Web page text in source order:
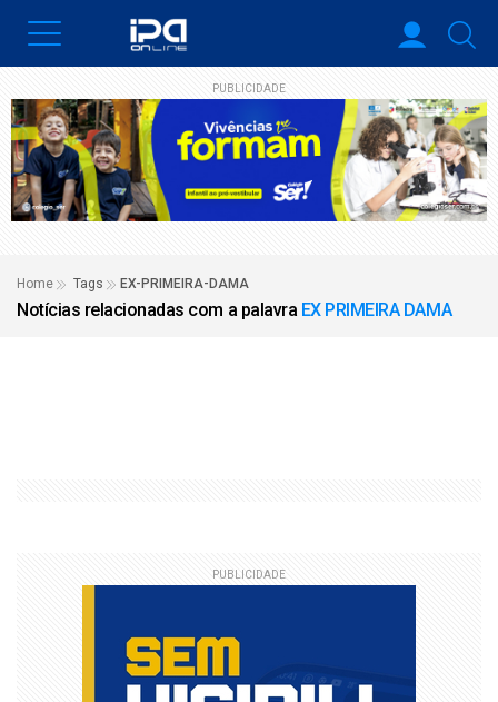
PUBLICIDADE
Home Tags EX-PRIMEIRA-DAMA
Notícias relacionadas com a palavra EX PRIMEIRA DAMA
PUBLICIDADE